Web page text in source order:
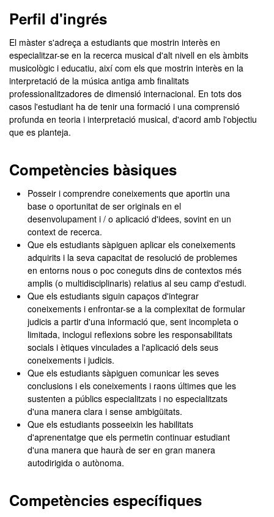
Perfil d'ingrés
El màster s'adreça a estudiants que mostrin interès en
especialitzar-se en la recerca musical d'alt nivell en els àmbits
musicològic i educatiu, així com els que mostrin interès en la
interpretació de la música antiga amb finalitats
professionalitzadores de dimensió internacional. En tots dos
casos l'estudiant ha de tenir una formació i una comprensió
profunda en teoria i interpretació musical, d'acord amb l'objectiu
que es planteja.
Competències bàsiques
Posseir i comprendre coneixements que aportin una
base o oportunitat de ser originals en el
desenvolupament i / o aplicació d'idees, sovint en un
context de recerca.
Que els estudiants sàpiguen aplicar els coneixements
adquirits i la seva capacitat de resolució de problemes
en entorns nous o poc coneguts dins de contextos més
amplis (o multidisciplinaris) relatius al seu camp d'estudi.
Que els estudiants siguin capaços d'integrar
coneixements i enfrontar-se a la complexitat de formular
judicis a partir d'una informació que, sent incompleta o
limitada, inclogui reflexions sobre les responsabilitats
socials i ètiques vinculades a l'aplicació dels seus
coneixements i judicis.
Que els estudiants sàpiguen comunicar les seves
conclusions i els coneixements i raons últimes que les
sustenten a públics especialitzats i no especialitzats
d'una manera clara i sense ambigüitats.
Que els estudiants posseeixin les habilitats
d'aprenentatge que els permetin continuar estudiant
d'una manera que haurà de ser en gran manera
autodirigida o autònoma.
Competències específiques